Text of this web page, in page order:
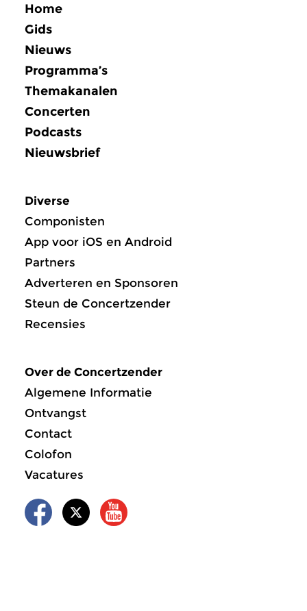
Home
Gids
Nieuws
Programma’s
Themakanalen
Concerten
Podcasts
Nieuwsbrief
Diverse
Componisten
App voor iOS en Android
Partners
Adverteren en Sponsoren
Steun de Concertzender
Recensies
Over de Concertzender
Algemene Informatie
Ontvangst
Contact
Colofon
Vacatures